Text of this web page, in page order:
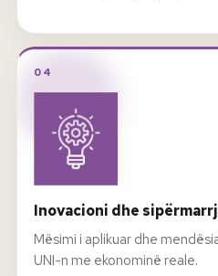
04
Inovacioni dhe
Mësimi i aplikuar dhe
UNI-n me ekonominë reale.